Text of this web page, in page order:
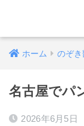
ホーム のぞき
名古屋でパ
2026年6月5日